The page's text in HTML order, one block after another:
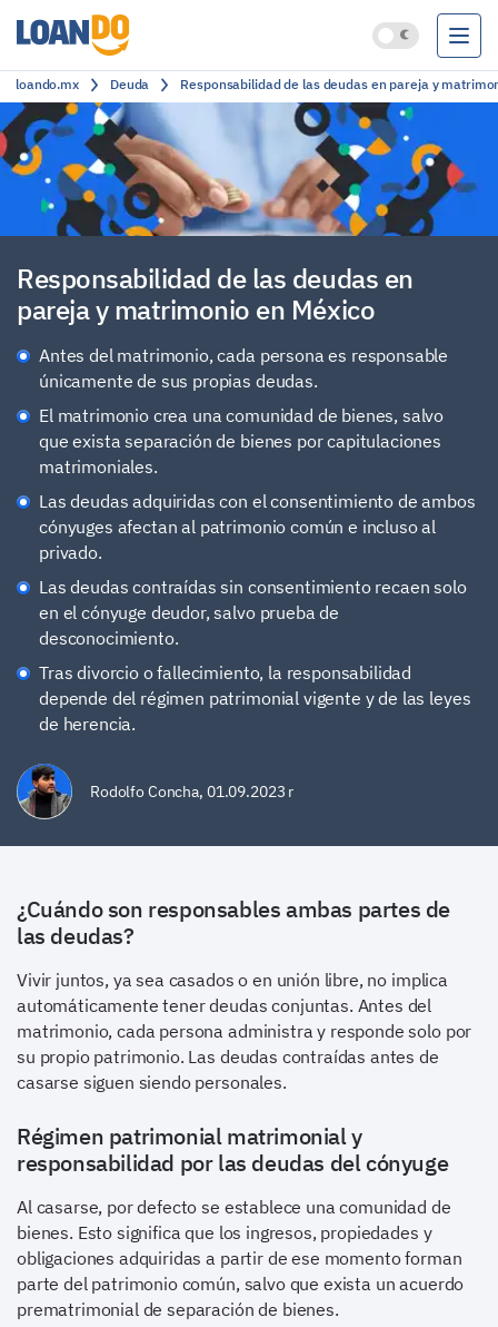
Préstamos
Créditos
Cuentas bancarias
loando.mx Deuda Responsabilidad de las deudas en pareja y
Responsabilidad de las deudas en
pareja y matrimonio en México
Antes del matrimonio, cada persona es responsable
únicamente de sus propias deudas.
El matrimonio crea una comunidad de bienes, salvo
que exista separación de bienes por capitulaciones
matrimoniales.
Las deudas adquiridas con el consentimiento de ambos
cónyuges afectan al patrimonio común e incluso al
privado.
Las deudas contraídas sin consentimiento recaen solo
en el cónyuge deudor, salvo prueba de
desconocimiento.
Tras divorcio o fallecimiento, la responsabilidad
depende del régimen patrimonial vigente y de las leyes
de herencia.
Rodolfo Concha, 01.09.2023 r
¿Cuándo son responsables ambas partes de
las deudas?
Vivir juntos, ya sea casados o en unión libre, no implica
automáticamente tener deudas conjuntas. Antes del
matrimonio, cada persona administra y responde solo por
su propio patrimonio. Las deudas contraídas antes de
casarse siguen siendo personales.
Régimen patrimonial matrimonial y
responsabilidad por las deudas del cónyuge
Al casarse, por defecto se establece una comunidad de
bienes. Esto significa que los ingresos, propiedades y
obligaciones adquiridas a partir de ese momento forman
parte del patrimonio común, salvo que exista un acuerdo
prematrimonial de separación de bienes.